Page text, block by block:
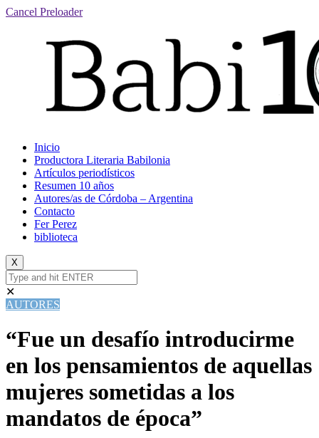
Cancel Preloader
Inicio
Productora Literaria Babilonia
Artículos periodísticos
Resumen 10 años
Autores/as de Córdoba – Argentina
Contacto
Fer Perez
biblioteca
X
✕
AUTORES
“Fue un desafío introducirme
en los pensamientos de aquellas
mujeres sometidas a los
mandatos de época”